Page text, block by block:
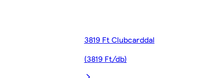
3819 Ft Clubcarddal
(3819 Ft/db)